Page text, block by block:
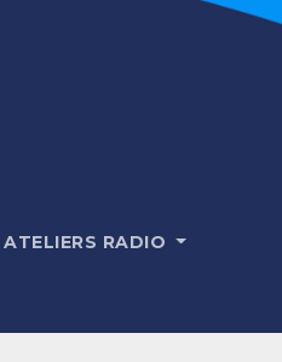
ATELIERS RADIO